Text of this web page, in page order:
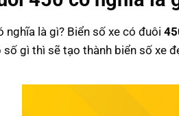
nghĩa là gì? Biển số xe có đuôi
gì thì sẽ tạo thành biển số xe